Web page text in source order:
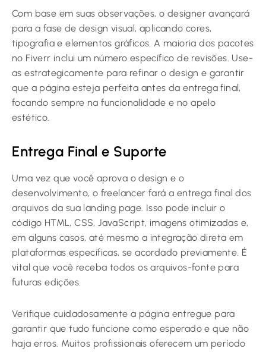
Com base em suas observações, o designer avançará
para a fase de design visual, aplicando cores,
tipografia e elementos gráficos. A maioria dos pacotes
no Fiverr inclui um número específico de revisões. Use-
as estrategicamente para refinar o design e garantir
que a página esteja perfeita antes da entrega final,
focando sempre na funcionalidade e no apelo
estético.
Entrega Final e Suporte
Uma vez que você aprova o design e o
desenvolvimento, o freelancer fará a entrega final dos
arquivos da sua landing page. Isso pode incluir o
código HTML, CSS, JavaScript, imagens otimizadas e,
em alguns casos, até mesmo a integração direta em
plataformas específicas, se acordado previamente. É
vital que você receba todos os arquivos-fonte para
futuras edições.
Verifique cuidadosamente a página entregue para
garantir que tudo funcione como esperado e que não
haja erros. Muitos profissionais oferecem um período